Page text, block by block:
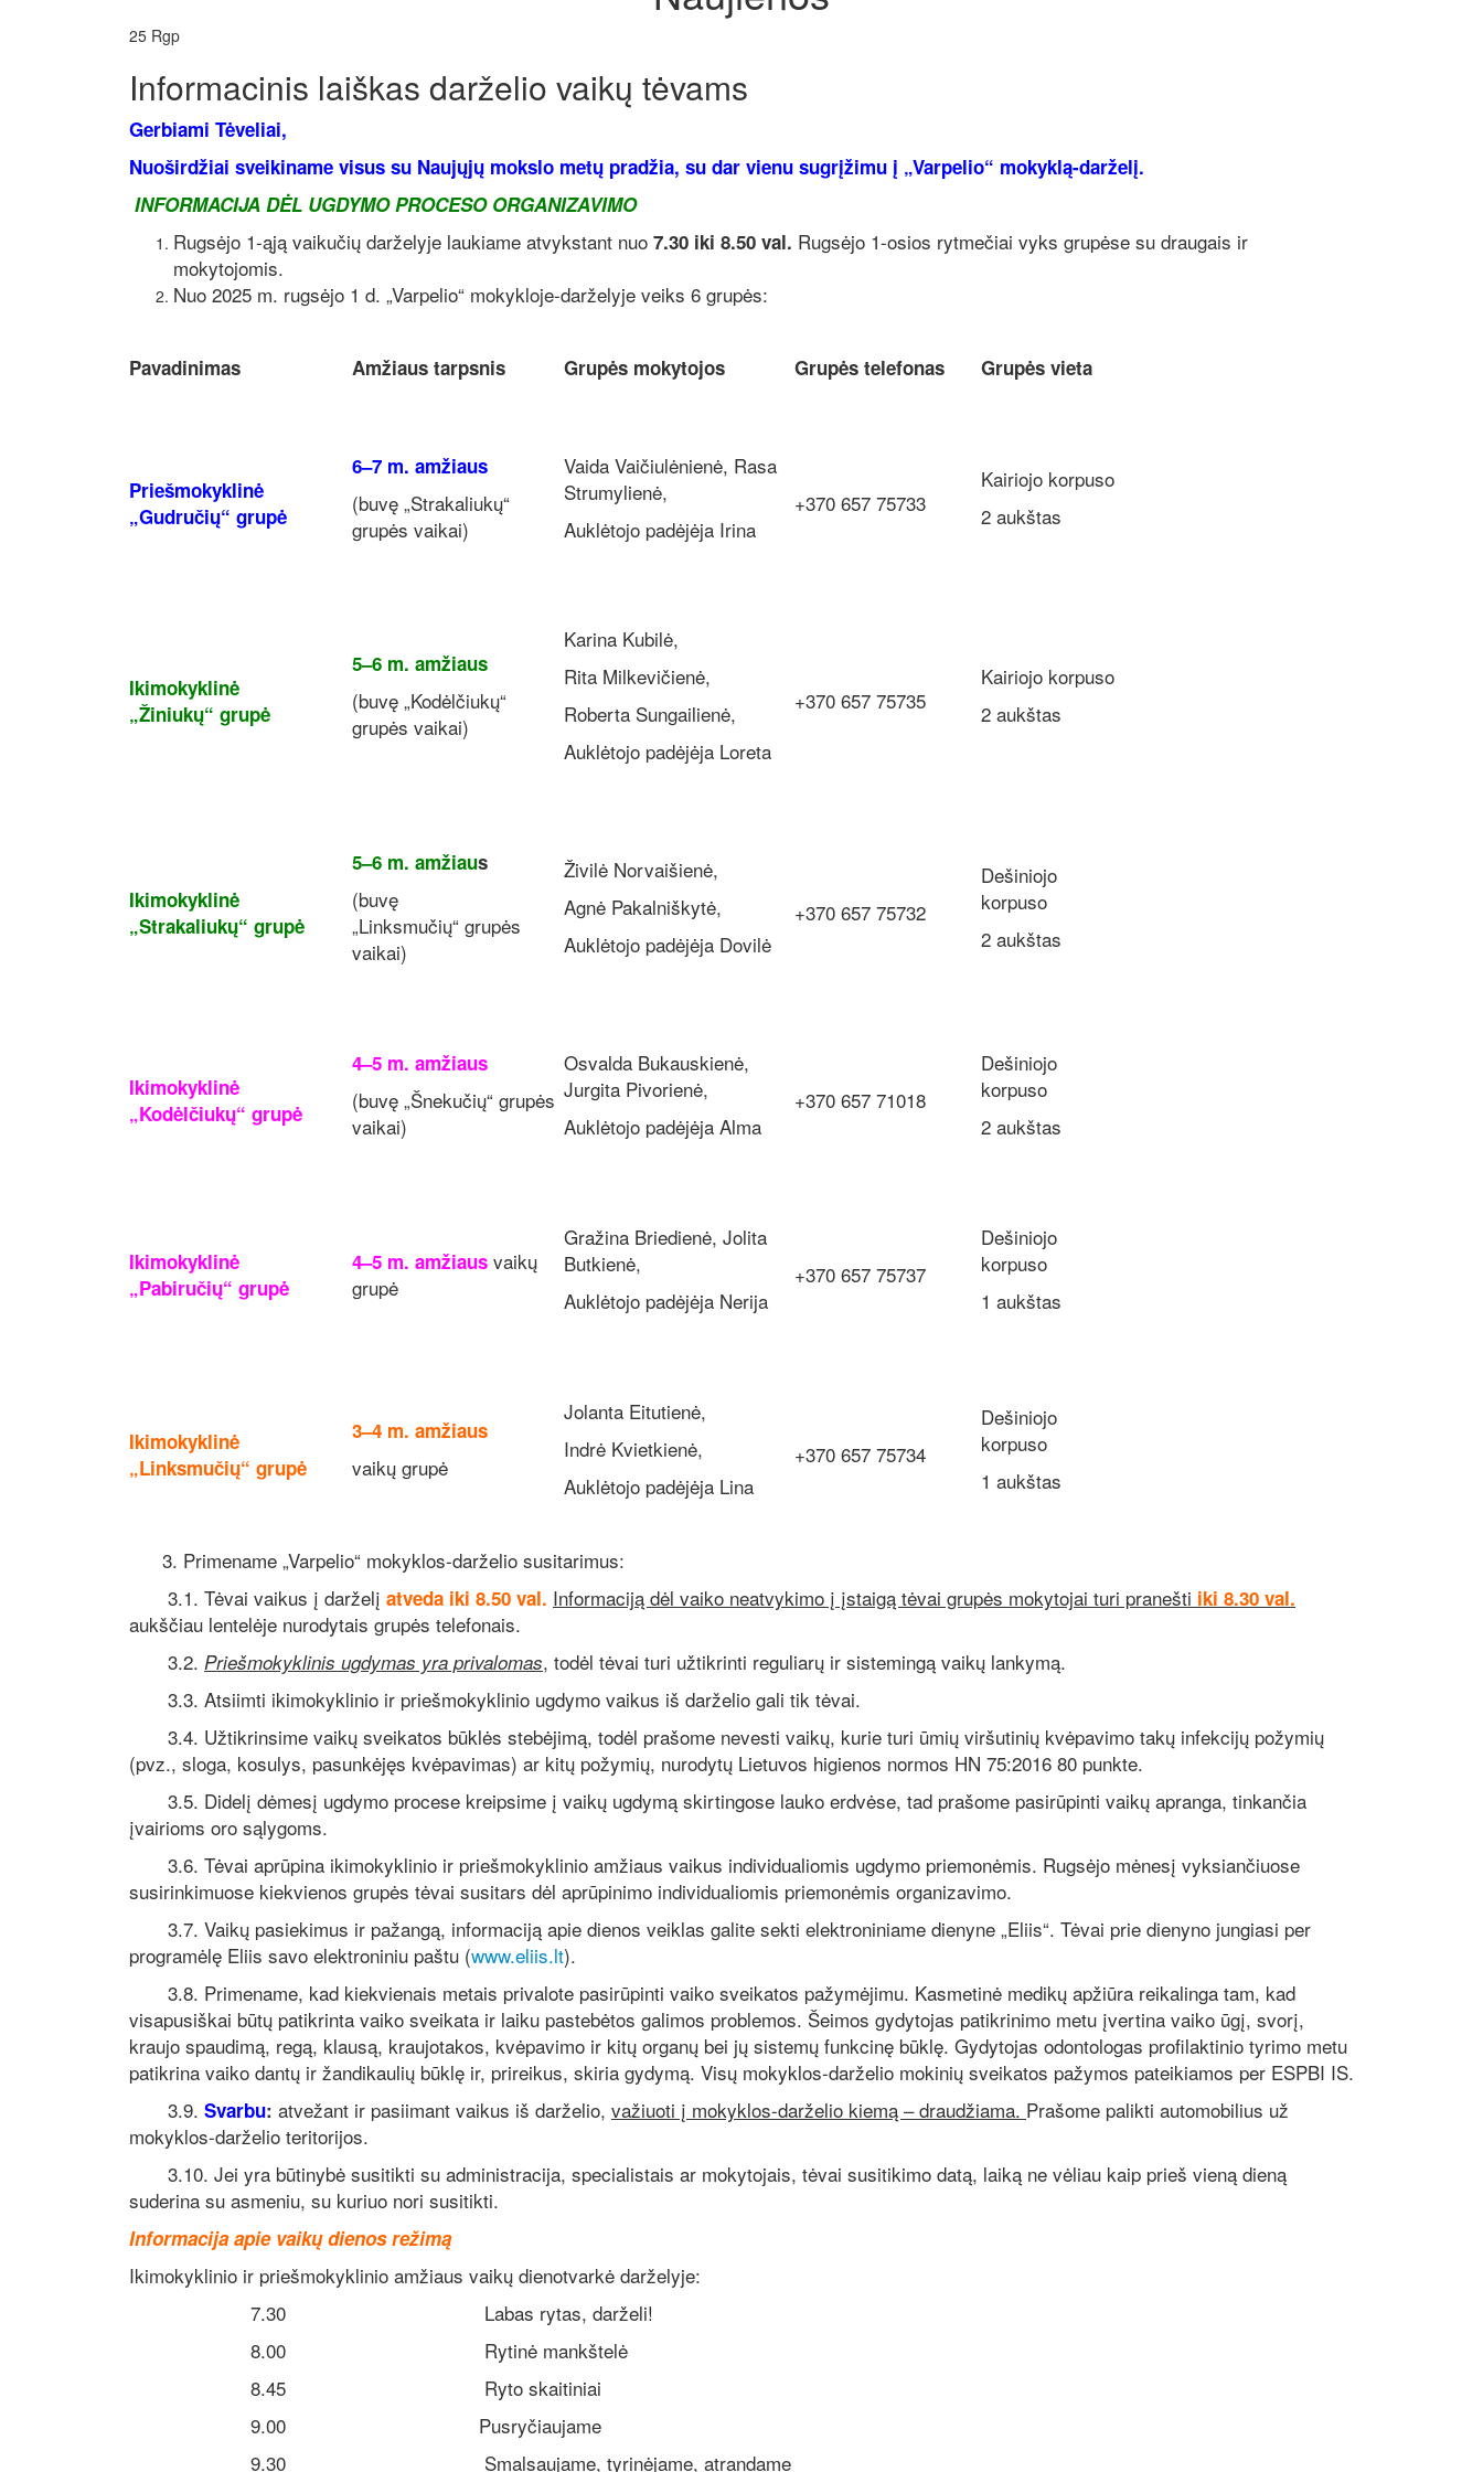
25 Rgp
Informacinis laiškas darželio vaikų tėvams
Gerbiami Tėveliai,
Nuoširdžiai sveikiname visus su Naujųjų mokslo metų pradžia, su dar vienu sugrįžimu į „Varpelio“ mokyklą-darželį.
INFORMACIJA DĖL UGDYMO PROCESO ORGANIZAVIMO
Rugsėjo 1-ąją vaikučių darželyje laukiame atvykstant nuo 7.30 iki 8.50 val. Rugsėjo 1-osios rytmečiai vyks grupėse su draugais ir
mokytojomis.
Nuo 2025 m. rugsėjo 1 d. „Varpelio“ mokykloje-darželyje veiks 6 grupės:
Pavadinimas Amžiaus tarpsnis Grupės mokytojos Grupės telefonas Grupės vieta
Priešmokyklinė
„Gudručių“ grupė
6–7 m. amžiaus
(buvę „Strakaliukų“
grupės vaikai)
Vaida Vaičiulėnienė, Rasa
Strumylienė,
Auklėtojo padėjėja Irina
+370 657 75733
Kairiojo korpuso
2 aukštas
Ikimokyklinė
„Žiniukų“ grupė
5–6 m. amžiaus
(buvę „Kodėlčiukų“
grupės vaikai)
Karina Kubilė,
Rita Milkevičienė,
Roberta Sungailienė,
Auklėtojo padėjėja Loreta
+370 657 75735
Kairiojo korpuso
2 aukštas
Ikimokyklinė
„Strakaliukų“ grupė
5–6 m. amžiaus
(buvę
„Linksmučių“ grupės
vaikai)
Živilė Norvaišienė,
Agnė Pakalniškytė,
Auklėtojo padėjėja Dovilė
+370 657 75732
Dešiniojo
korpuso
2 aukštas
Ikimokyklinė
„Kodėlčiukų“ grupė
4–5 m. amžiaus
(buvę „Šnekučių“ grupės
vaikai)
Osvalda Bukauskienė,
Jurgita Pivorienė,
Auklėtojo padėjėja Alma
+370 657 71018
Dešiniojo
korpuso
2 aukštas
Ikimokyklinė
„Pabiručių“ grupė
4–5 m. amžiaus vaikų
grupė
Gražina Briedienė, Jolita
Butkienė,
Auklėtojo padėjėja Nerija
+370 657 75737
Dešiniojo
korpuso
1 aukštas
Ikimokyklinė
„Linksmučių“ grupė
3–4 m. amžiaus
vaikų grupė
Jolanta Eitutienė,
Indrė Kvietkienė,
Auklėtojo padėjėja Lina
+370 657 75734
Dešiniojo
korpuso
1 aukštas
3. Primename „Varpelio“ mokyklos-darželio susitarimus:
3.1. Tėvai vaikus į darželį atveda iki 8.50 val. Informaciją dėl vaiko neatvykimo į įstaigą tėvai grupės mokytojai turi pranešti iki 8.30 val.
aukščiau lentelėje nurodytais grupės telefonais.
3.2. Priešmokyklinis ugdymas yra privalomas, todėl tėvai turi užtikrinti reguliarų ir sistemingą vaikų lankymą.
3.3. Atsiimti ikimokyklinio ir priešmokyklinio ugdymo vaikus iš darželio gali tik tėvai.
3.4. Užtikrinsime vaikų sveikatos būklės stebėjimą, todėl prašome nevesti vaikų, kurie turi ūmių viršutinių kvėpavimo takų infekcijų požymių
(pvz., sloga, kosulys, pasunkėjęs kvėpavimas) ar kitų požymių, nurodytų Lietuvos higienos normos HN 75:2016 80 punkte.
3.5. Didelį dėmesį ugdymo procese kreipsime į vaikų ugdymą skirtingose lauko erdvėse, tad prašome pasirūpinti vaikų apranga, tinkančia
įvairioms oro sąlygoms.
3.6. Tėvai aprūpina ikimokyklinio ir priešmokyklinio amžiaus vaikus individualiomis ugdymo priemonėmis. Rugsėjo mėnesį vyksiančiuose
susirinkimuose kiekvienos grupės tėvai susitars dėl aprūpinimo individualiomis priemonėmis organizavimo.
3.7. Vaikų pasiekimus ir pažangą, informaciją apie dienos veiklas galite sekti elektroniniame dienyne „Eliis“. Tėvai prie dienyno jungiasi per
programėlę Eliis savo elektroniniu paštu (www.eliis.lt).
3.8. Primename, kad kiekvienais metais privalote pasirūpinti vaiko sveikatos pažymėjimu. Kasmetinė medikų apžiūra reikalinga tam, kad
visapusiškai būtų patikrinta vaiko sveikata ir laiku pastebėtos galimos problemos. Šeimos gydytojas patikrinimo metu įvertina vaiko ūgį, svorį,
kraujo spaudimą, regą, klausą, kraujotakos, kvėpavimo ir kitų organų bei jų sistemų funkcinę būklę. Gydytojas odontologas profilaktinio tyrimo metu
patikrina vaiko dantų ir žandikaulių būklę ir, prireikus, skiria gydymą. Visų mokyklos-darželio mokinių sveikatos pažymos pateikiamos per ESPBI IS.
3.9. Svarbu: atvežant ir pasiimant vaikus iš darželio, važiuoti į mokyklos-darželio kiemą – draudžiama. Prašome palikti automobilius už
mokyklos-darželio teritorijos.
3.10. Jei yra būtinybė susitikti su administracija, specialistais ar mokytojais, tėvai susitikimo datą, laiką ne vėliau kaip prieš vieną dieną
suderina su asmeniu, su kuriuo nori susitikti.
Informacija apie vaikų dienos režimą
Ikimokyklinio ir priešmokyklinio amžiaus vaikų dienotvarkė darželyje:
7.30 Labas rytas, darželi!
8.00 Rytinė mankštelė
8.45 Ryto skaitiniai
9.00 Pusryčiaujame
9.30 Smalsaujame, tyrinėjame, atrandame